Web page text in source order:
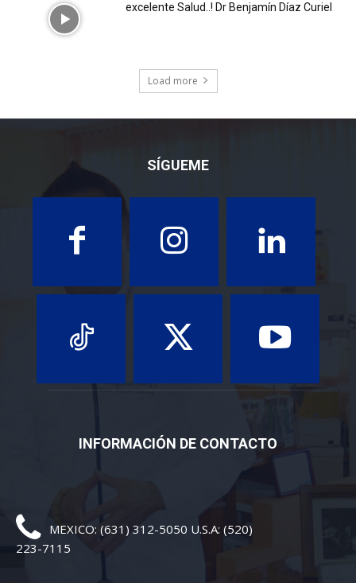
excelente Salud..! Dr Benjamín Díaz Curiel
Load more
SÍGUEME
INFORMACIÓN DE CONTACTO
MEXICO: (631) 312-5050 U.S.A: (520)
223-7115